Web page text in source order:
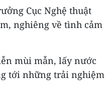
Cục Nghệ thuật
nghiêng về tình cảm
mùi mẫn, lấy nước
tới những trải nghiệm